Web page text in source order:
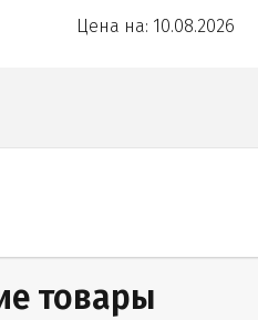
Цена на: 10.08.2026
товары